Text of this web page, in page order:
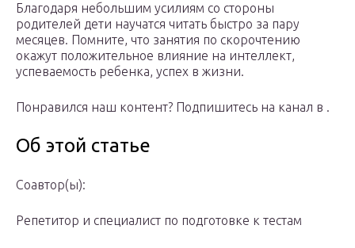
Благодаря небольшим усилиям со стороны
родителей дети научатся читать быстро за пару
месяцев. Помните, что занятия по скорочтению
окажут положительное влияние на интеллект,
успеваемость ребенка, успех в жизни.
Понравился наш контент? Подпишитесь на канал в .
Об этой статье
Соавтор(ы):
Репетитор и специалист по подготовке к тестам